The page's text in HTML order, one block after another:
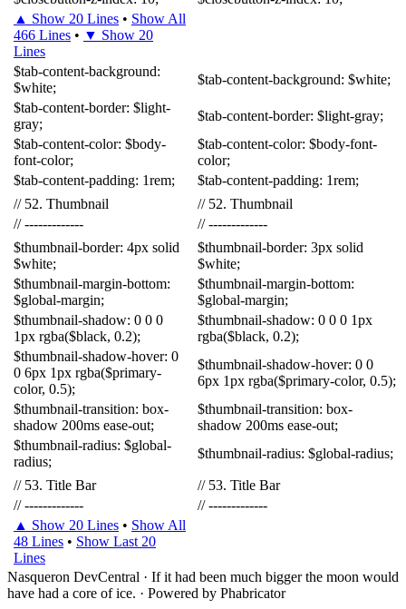
▲ Show 20 Lines • Show All
466 Lines • ▼ Show 20
Lines
$tab-content-background:
$white;
$tab-content-background: $white;
$tab-content-border: $light-
gray;
$tab-content-border: $light-gray;
$tab-content-color: $body-
font-color;
$tab-content-color: $body-font-
color;
$tab-content-padding: 1rem; $tab-content-padding: 1rem;
// 52. Thumbnail // 52. Thumbnail
// ------------- // -------------
$thumbnail-border: 4px solid
$white;
$thumbnail-border: 3px solid
$white;
$thumbnail-margin-bottom:
$global-margin;
$thumbnail-margin-bottom:
$global-margin;
$thumbnail-shadow: 0 0 0
1px rgba($black, 0.2);
$thumbnail-shadow: 0 0 0 1px
rgba($black, 0.2);
$thumbnail-shadow-hover: 0
0 6px 1px rgba($primary-
color, 0.5);
$thumbnail-shadow-hover: 0 0
6px 1px rgba($primary-color, 0.5);
$thumbnail-transition: box-
shadow 200ms ease-out;
$thumbnail-transition: box-
shadow 200ms ease-out;
$thumbnail-radius: $global-
radius;
$thumbnail-radius: $global-radius;
// 53. Title Bar // 53. Title Bar
// ------------- // -------------
▲ Show 20 Lines • Show All
48 Lines • Show Last 20
Lines
Nasqueron DevCentral · If it had been much bigger the moon would
have had a core of ice. · Powered by Phabricator